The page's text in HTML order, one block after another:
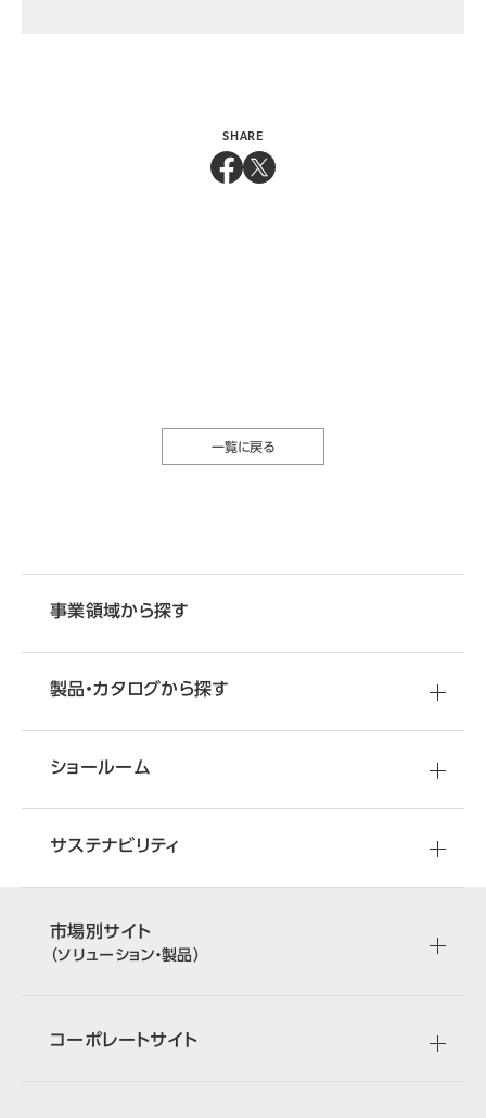
SHARE
一覧に戻る
事業領域から探す
製品・カタログから探す
ショールーム
サステナビリティ
市場別サイト
（ソリューション・製品）
コーポレートサイト